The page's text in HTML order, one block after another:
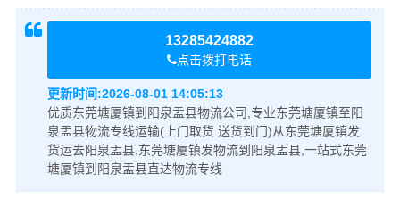
13285424882
点击拨打电话
更新时间:2026-08-01 14:05:13
优质东莞塘厦镇到阳泉盂县物流公司,专业东莞塘厦镇至阳
泉盂县物流专线运输(上门取货 送货到门)从东莞塘厦镇发
货运去阳泉盂县,东莞塘厦镇发物流到阳泉盂县,一站式东莞
塘厦镇到阳泉盂县直达物流专线